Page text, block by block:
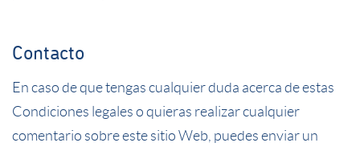
Contacto
En caso de que tengas cualquier duda acerca de estas
Condiciones legales o quieras realizar cualquier
comentario sobre este sitio Web, puedes enviar un